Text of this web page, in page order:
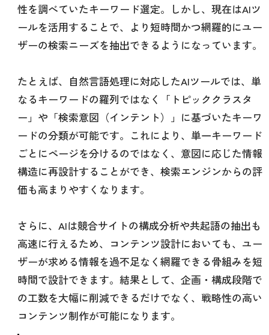
性を調べていたキーワード選定。しかし、現在はAIツ
ールを活用することで、より短時間かつ網羅的にユー
ザーの検索ニーズを抽出できるようになっています。
たとえば、自然言語処理に対応したAIツールでは、単
なるキーワードの羅列ではなく「トピッククラスタ
ー」や「検索意図（インテント）」に基づいたキーワ
ードの分類が可能です。これにより、単一キーワード
ごとにページを分けるのではなく、意図に応じた情報
構造に再設計することができ、検索エンジンからの評
価も高まりやすくなります。
さらに、AIは競合サイトの構成分析や共起語の抽出も
高速に行えるため、コンテンツ設計においても、ユー
ザーが求める情報を過不足なく網羅できる骨組みを短
時間で設計できます。結果として、企画・構成段階で
の工数を大幅に削減できるだけでなく、戦略性の高い
コンテンツ制作が可能になります。